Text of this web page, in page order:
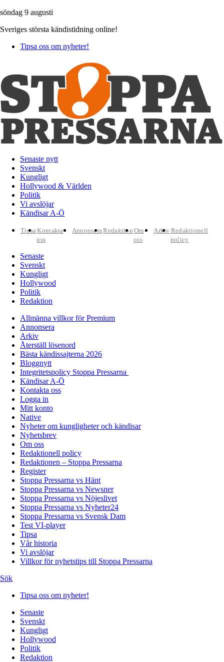
söndag 9 augusti
Sveriges största kändistidning online!
Tipsa oss om nyheter!
Senaste nytt
Svenskt
Kungligt
Hollywood & Världen
Politik
Vi avslöjar
Kändisar A-Ö
TipsaKontakta
oss
AnnonseraRedaktion Om
oss
Arkiv Redaktionell
policy
Senaste
Svenskt
Kungligt
Hollywood
Politik
Redaktion
Allmänna villkor för Premium
Annonsera
Arkiv
Återställ lösenord
Bästa kändissajterna 2026
Bloggnytt
Integritetspolicy Stoppa Pressarna
Kändisar A-Ö
Kontakta oss
Logga in
Mitt konto
Native
Nyheter om kungligheter och kändisar
Nyhetsbrev
Om oss
Redaktionell policy
Redaktionen – Stoppa Pressarna
Register
Stoppa Pressarna vs Hänt
Stoppa Pressarna vs Newsner
Stoppa Pressarna vs Nöjeslivet
Stoppa Pressarna vs Nyheter24
Stoppa Pressarna vs Svensk Dam
Test VI-player
Tipsa
Vår historia
Vi avslöjar
Villkor för nyhetstips till Stoppa Pressarna
Sök
Tipsa oss om nyheter!
Senaste
Svenskt
Kungligt
Hollywood
Politik
Redaktion